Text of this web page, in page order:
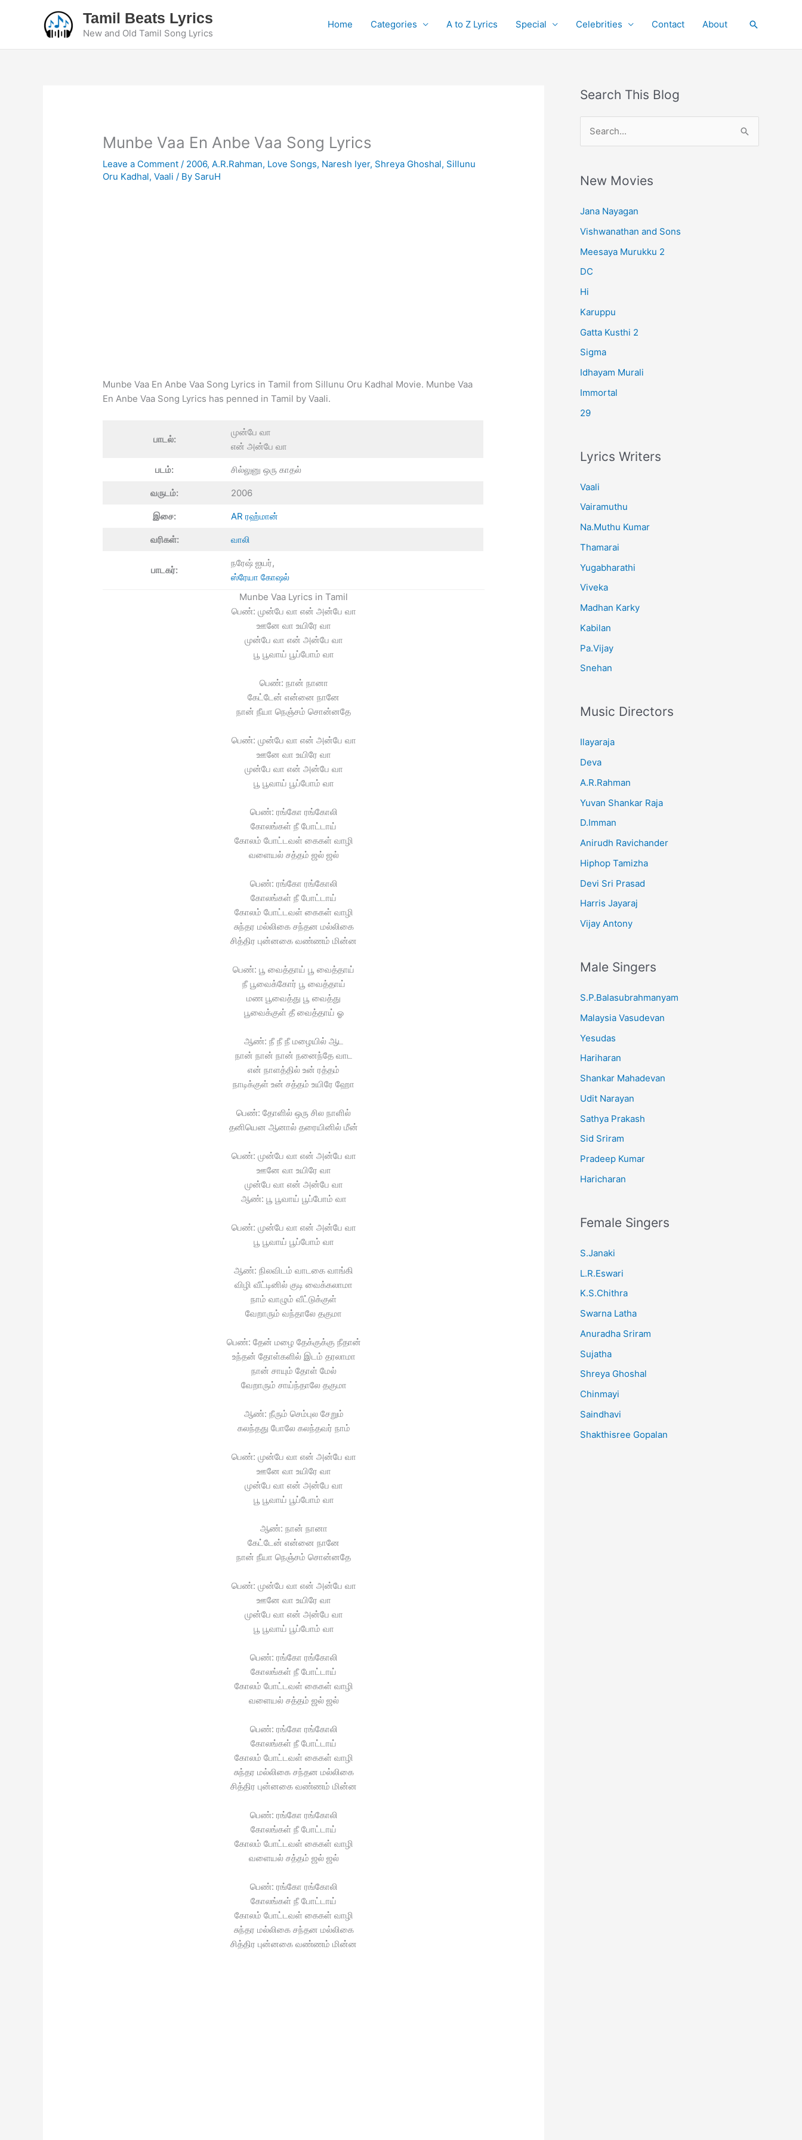
Tamil Beats Lyrics
New and Old Tamil Song Lyrics
Home Categories A to Z Lyrics Special Celebrities Contact About Search
Munbe Vaa En Anbe Vaa Song Lyrics
Leave a Comment / 2006,A.R.Rahman, Love Songs, Naresh Iyer, Shreya Ghoshal, Sillunu
Oru Kadhal,Vaali / By SaruH
Munbe Vaa En Anbe Vaa Song Lyrics in Tamil from Sillunu Oru Kadhal Movie. Munbe Vaa
En Anbe Vaa Song Lyrics has penned in Tamil by Vaali.
பாடல்:
முன்பே வா
என் அன்பே வா
படம்: சில்லுனு ஒரு காதல்
வருடம்: 2006
இசை: AR ரஹ்மான்
வரிகள்: வாலி
பாடகர்:
நரேஷ் ஐயர்,
ஸ்ரேயா கோஷல்
Munbe Vaa Lyrics in Tamil
பெண்: முன்பே வா என் அன்பே வா
ஊனே வா உயிரே வா
முன்பே வா என் அன்பே வா
பூ பூவாய் பூப்போம் வா
பெண்: நான் நானா
கேட்டேன் என்னை நானே
நான் நீயா நெஞ்சம் சொன்னதே
பெண்: முன்பே வா என் அன்பே வா
ஊனே வா உயிரே வா
முன்பே வா என் அன்பே வா
பூ பூவாய் பூப்போம் வா
பெண்: ரங்கோ ரங்கோலி
கோலங்கள் நீ போட்டாய்
கோலம் போட்டவள் கைகள் வாழி
வளையல் சத்தம் ஜல் ஜல்
பெண்: ரங்கோ ரங்கோலி
கோலங்கள் நீ போட்டாய்
கோலம் போட்டவள் கைகள் வாழி
சுந்தர மல்லிகை சந்தன மல்லிகை
சித்திர புன்னகை வண்ணம் மின்ன
பெண்: பூ வைத்தாய் பூ வைத்தாய்
நீ பூவைக்கோர் பூ வைத்தாய்
மண பூவைத்து பூ வைத்து
பூவைக்குள் தீ வைத்தாய் ஓ
ஆண்: நீ நீ நீ மழையில் ஆட
நான் நான் நான் நனைந்தே வாட
என் நாளத்தில் உன் ரத்தம்
நாடிக்குள் உன் சத்தம் உயிரே ஹோ
பெண்: தோளில் ஒரு சில நாளில்
தனியென ஆனால் தரையினில் மீன்
பெண்: முன்பே வா என் அன்பே வா
ஊனே வா உயிரே வா
முன்பே வா என் அன்பே வா
ஆண்: பூ பூவாய் பூப்போம் வா
பெண்: முன்பே வா என் அன்பே வா
பூ பூவாய் பூப்போம் வா
ஆண்: நிலவிடம் வாடகை வாங்கி
விழி வீட்டினில் குடி வைக்கலாமா
நாம் வாழும் வீட்டுக்குள்
வேறாரும் வந்தாலே தகுமா
பெண்: தேன் மழை தேக்குக்கு நீதான்
உந்தன் தோள்களில் இடம் தரலாமா
நான் சாயும் தோள் மேல்
வேறாரும் சாய்ந்தாலே தகுமா
ஆண்: நீரும் செம்புல சேறும்
கலந்தது போலே கலந்தவர் நாம்
பெண்: முன்பே வா என் அன்பே வா
ஊனே வா உயிரே வா
முன்பே வா என் அன்பே வா
பூ பூவாய் பூப்போம் வா
ஆண்: நான் நானா
கேட்டேன் என்னை நானே
நான் நீயா நெஞ்சம் சொன்னதே
பெண்: முன்பே வா என் அன்பே வா
ஊனே வா உயிரே வா
முன்பே வா என் அன்பே வா
பூ பூவாய் பூப்போம் வா
பெண்: ரங்கோ ரங்கோலி
கோலங்கள் நீ போட்டாய்
கோலம் போட்டவள் கைகள் வாழி
வளையல் சத்தம் ஜல் ஜல்
பெண்: ரங்கோ ரங்கோலி
கோலங்கள் நீ போட்டாய்
கோலம் போட்டவள் கைகள் வாழி
சுந்தர மல்லிகை சந்தன மல்லிகை
சித்திர புன்னகை வண்ணம் மின்ன
பெண்: ரங்கோ ரங்கோலி
கோலங்கள் நீ போட்டாய்
கோலம் போட்டவள் கைகள் வாழி
வளையல் சத்தம் ஜல் ஜல்
பெண்: ரங்கோ ரங்கோலி
கோலங்கள் நீ போட்டாய்
கோலம் போட்டவள் கைகள் வாழி
சுந்தர மல்லிகை சந்தன மல்லிகை
சித்திர புன்னகை வண்ணம் மின்ன
Search This Blog
r
h
f
o
r
:
New Movies
Jana Nayagan
Vishwanathan and Sons
Meesaya Murukku 2
DC
Hi
Karuppu
Gatta Kusthi 2
Sigma
Idhayam Murali
Immortal
29
Lyrics Writers
Vaali
Vairamuthu
Na.Muthu Kumar
Thamarai
Yugabharathi
Viveka
Madhan Karky
Kabilan
Pa.Vijay
Snehan
Music Directors
Ilayaraja
Deva
A.R.Rahman
Yuvan Shankar Raja
D.Imman
Anirudh Ravichander
Hiphop Tamizha
Devi Sri Prasad
Harris Jayaraj
Vijay Antony
Male Singers
S.P.Balasubrahmanyam
Malaysia Vasudevan
Yesudas
Hariharan
Shankar Mahadevan
Udit Narayan
Sathya Prakash
Sid Sriram
Pradeep Kumar
Haricharan
Female Singers
S.Janaki
L.R.Eswari
K.S.Chithra
Swarna Latha
Anuradha Sriram
Sujatha
Shreya Ghoshal
Chinmayi
Saindhavi
Shakthisree Gopalan